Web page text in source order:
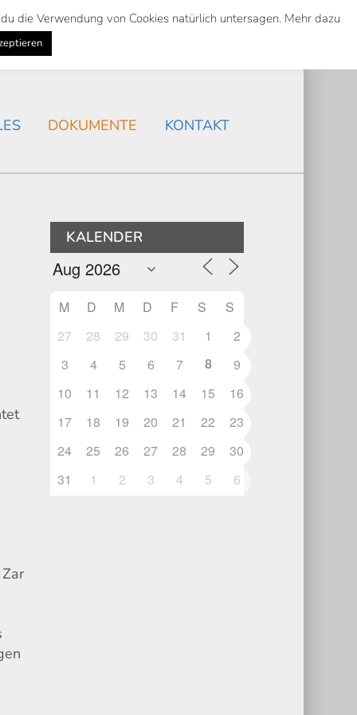
Suche
Search
AKTUELLES
DOKUMENTE KONTAKT
KALENDER
M D M D F S
S
27
28 29 30 31 1
2
3
4 5 6 7 8
9
10
11 12 13 14 15
16
17
18 19 20 21 22
23
24
25 26 27 28 29
30
31
1 2 3 4 5 6
die Verwendung von Cookies natürlich untersagen. Mehr dazu